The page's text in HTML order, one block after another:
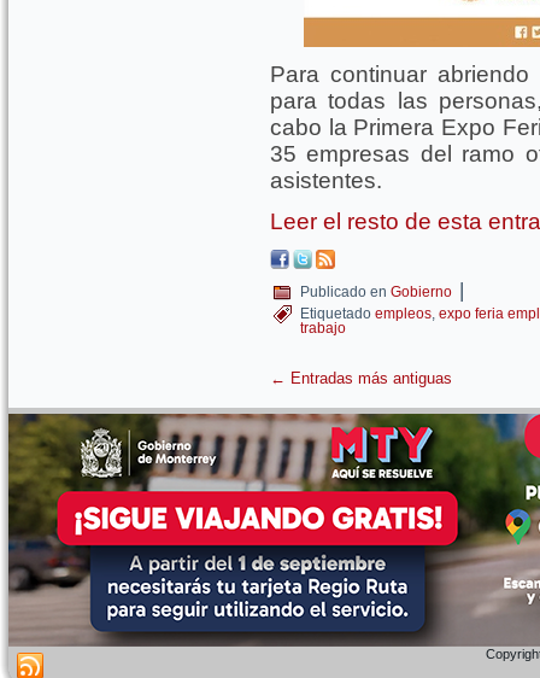
Para continuar
para todas las
cabo la Primera Expo
35 empresas del ramo
asistentes.
Leer el resto de esta
Publicado en Gobierno |
Etiquetado empleos, expo feria
trabajo
← Entradas más antiguas